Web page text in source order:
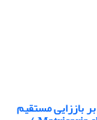
باززایی مستقیم